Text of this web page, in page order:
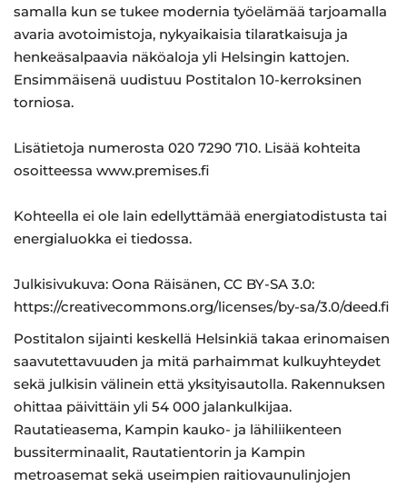
samalla kun se tukee modernia työelämää tarjoamalla
avaria avotoimistoja, nykyaikaisia tilaratkaisuja ja
henkeäsalpaavia näköaloja yli Helsingin kattojen.
Ensimmäisenä uudistuu Postitalon 10-kerroksinen
torniosa.
Lisätietoja numerosta 020 7290 710. Lisää kohteita
osoitteessa www.premises.fi
Kohteella ei ole lain edellyttämää energiatodistusta tai
energialuokka ei tiedossa.
Julkisivukuva: Oona Räisänen, CC BY-SA 3.0:
https://creativecommons.org/licenses/by-sa/3.0/deed.fi
Postitalon sijainti keskellä Helsinkiä takaa erinomaisen
saavutettavuuden ja mitä parhaimmat kulkuyhteydet
sekä julkisin välinein että yksityisautolla. Rakennuksen
ohittaa päivittäin yli 54 000 jalankulkijaa.
Rautatieasema, Kampin kauko- ja lähiliikenteen
bussiterminaalit, Rautatientorin ja Kampin
metroasemat sekä useimpien raitiovaunulinjojen